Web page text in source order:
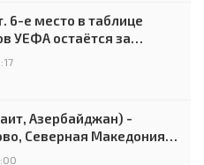
6-е место в таблице
УЕФА остаётся за
Азербайджан) -
Северная Македония) -